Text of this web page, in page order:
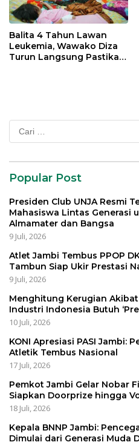
Balita 4 Tahun Lawan
Leukemia, Wawako Diza
Turun Langsung Pastikan
Cari
untuk:
Popular Post
Presiden Club UNJA Resmi
Mahasiswa Lintas Generasi
Almamater dan Bangsa
9 Juli, 2026
Atlet Jambi Tembus PPOP
Tambun Siap Ukir Prestasi
9 Juli, 2026
Menghitung Kerugian
Industri Indonesia Butuh
10 Juli, 2026
KONI Apresiasi PASI Jambi:
Atletik Tembus Nasional
17 Juli, 2026
Pemkot Jambi Gelar Nobar
Siapkan Doorprize hingga
18 Juli, 2026
Kepala BNNP Jambi:
Dimulai dari Generasi Muda